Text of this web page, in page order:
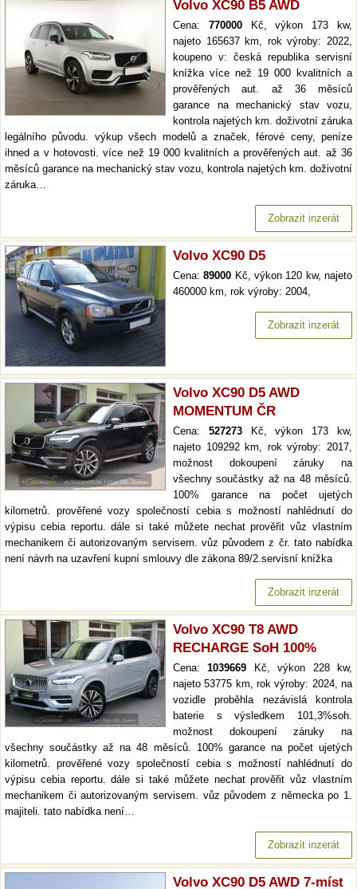
Volvo XC90 B5 AWD
Cena: 770000Kč, výkon 173 kw,
najeto 165637 km, rok výroby: 2022,
koupeno v: česká republika servisní
knížka více než 19 000 kvalitních a
prověřených aut. až 36 měsíců
garance na mechanický stav vozu,
kontrola najetých km. doživotní záruka
legálního původu. výkup všech modelů a značek, férové ceny, peníze
ihned a v hotovosti. více než 19 000 kvalitních a prověřených aut. až 36
měsíců garance na mechanický stav vozu, kontrola najetých km. doživotní
záruka…
Zobrazit inzerát
Volvo XC90 D5
Cena:89000 Kč, výkon 120 kw, najeto
460000 km, rok výroby: 2004,
Zobrazit inzerát
Volvo XC90 D5 AWD
MOMENTUM ČR
Cena: 527273Kč, výkon 173 kw,
najeto 109292 km, rok výroby: 2017,
možnost dokoupení záruky na
všechny součástky až na 48 měsíců.
100% garance na počet ujetých
kilometrů. prověřené vozy společností cebia s možností nahlédnutí do
výpisu cebia reportu. dále si také můžete nechat prověřit vůz vlastním
mechanikem či autorizovaným servisem. vůz původem z čr. tato nabídka
není návrh na uzavření kupní smlouvy dle zákona 89/2.servisní knížka
Zobrazit inzerát
Volvo XC90 T8 AWD
RECHARGE SoH 100%
Cena:1039669 Kč, výkon 228 kw,
najeto 53775 km, rok výroby: 2024, na
vozidle proběhla nezávislá kontrola
baterie s výsledkem 101,3%soh.
možnost dokoupení záruky na
všechny součástky až na 48 měsíců. 100% garance na počet ujetých
kilometrů. prověřené vozy společností cebia s možností nahlédnutí do
výpisu cebia reportu. dále si také můžete nechat prověřit vůz vlastním
mechanikem či autorizovaným servisem. vůz původem z německa po 1.
majiteli. tato nabídka není…
Zobrazit inzerát
Volvo XC90 D5 AWD 7-míst